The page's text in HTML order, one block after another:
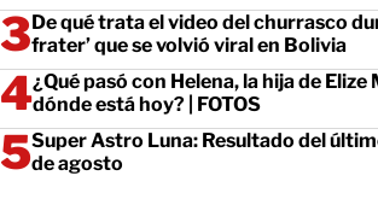
De qué trata el video del churrasco
frater’ que se volvió viral en Bolivia
¿Qué pasó con Helena, la hija de Elize
dónde está hoy? | FOTOS
Super Astro Luna: Resultado del
de agosto